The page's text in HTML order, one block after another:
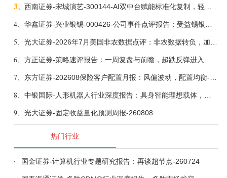
3、
4、
5、
6、
7、
8、
9、 光大证券-固定收益量化预测周报-260808
热门行业
国金证券-计算机行业专题研究报告：再谈超节点-260724